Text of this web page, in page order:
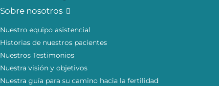
Sobre nosotros
Nuestro equipo asistencial
Historias de nuestros pacientes
Nuestros Testimonios
Nuestra visión y objetivos
Nuestra guía para su camino hacia la fertilidad